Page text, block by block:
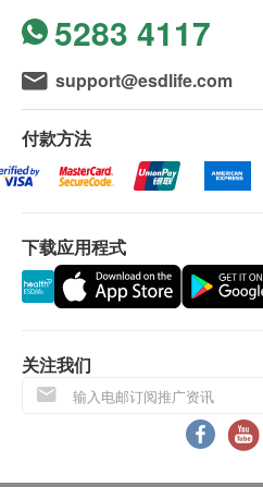
服务隻适用于佐敦检验中心
及六；下午2时至6时)。
备注：
医生讲解报告
分店查询。
如果客户已完成电话或
客户若体检后3个月内不
作销毁处理及不会存底，
印本 (体检后3个月内)，
客人需自行承担邮寄报告
所有身体检查并非作为医
撰写医生转介信，将作
5283 4117
support@esdlife.com
付款方法
下载应用程式
关注我们